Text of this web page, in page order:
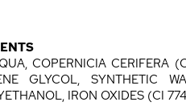
COPERNICIA CERIFERA
GLYCOL, SYNTHETIC
IRON OXIDES (CI